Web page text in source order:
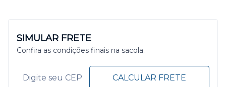
SIMULAR FRETE
Confira as condições finais na sacola.
CALCULAR FRETE